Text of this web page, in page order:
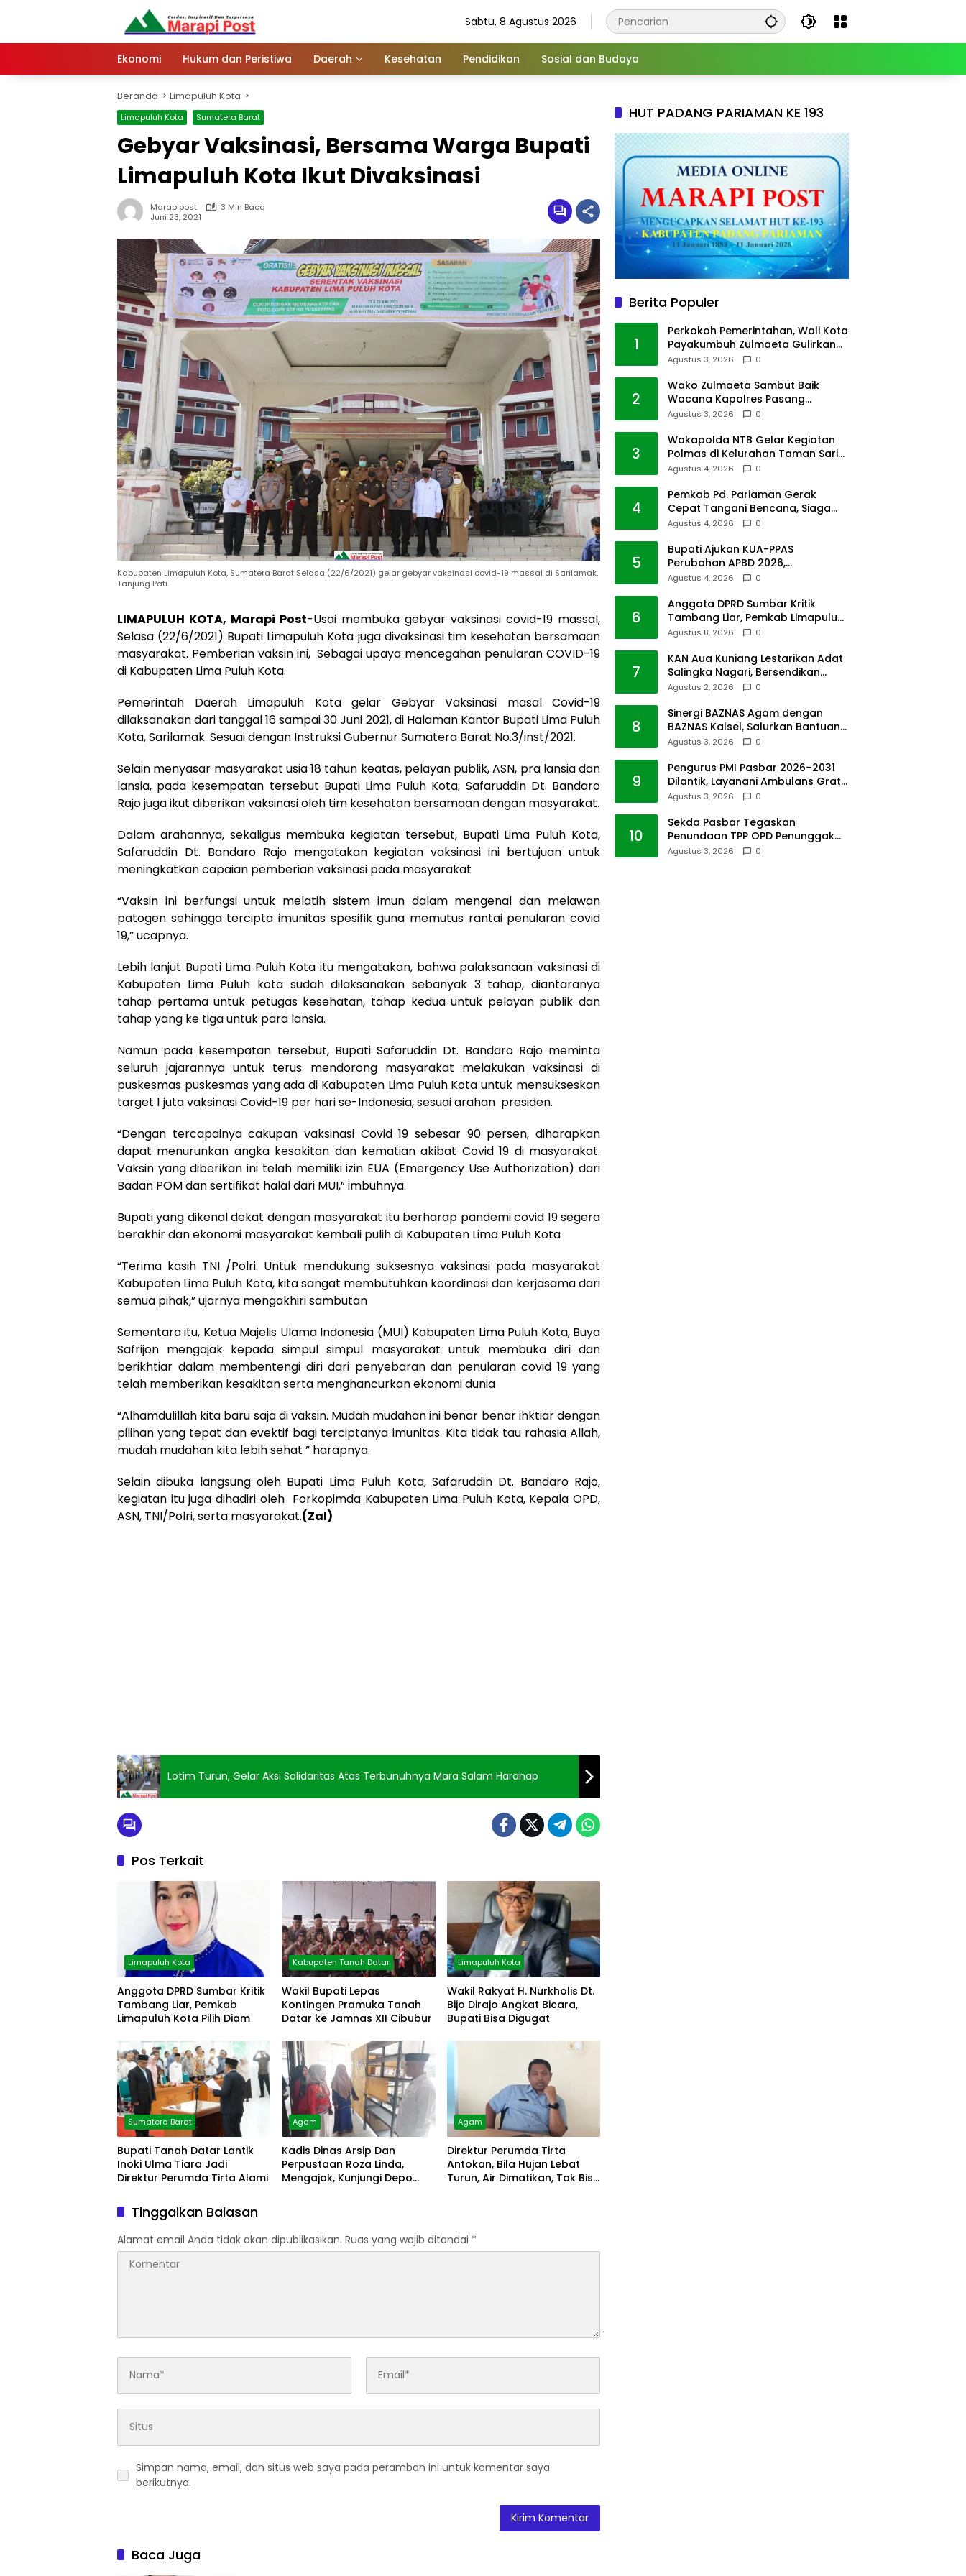
Sabtu, 8 Agustus 2026
Ekonomi Hukum dan Peristiwa Daerah Kesehatan Pendidikan Sosial dan Budaya
Beranda Limapuluh Kota
Limapuluh Kota Sumatera Barat
Gebyar Vaksinasi, Bersama Warga Bupati
Limapuluh Kota Ikut Divaksinasi
Marapipost
3 Min Baca
Juni 23, 2021
Kabupaten Limapuluh Kota, Sumatera Barat Selasa (22/6/2021) gelar gebyar vaksinasi covid-19 massal di Sarilamak,
Tanjung Pati.
LIMAPULUH KOTA, Marapi Post-Usai membuka gebyar vaksinasi covid-19 massal,
Selasa (22/6/2021) Bupati Limapuluh Kota juga divaksinasi tim kesehatan bersamaan
masyarakat. Pemberian vaksin ini, Sebagai upaya mencegahan penularan COVID-19
di Kabupaten Lima Puluh Kota.
Pemerintah Daerah Limapuluh Kota gelar Gebyar Vaksinasi masal Covid-19
dilaksanakan dari tanggal 16 sampai 30 Juni 2021, di Halaman Kantor Bupati Lima Puluh
Kota, Sarilamak. Sesuai dengan Instruksi Gubernur Sumatera Barat No.3/inst/2021.
Selain menyasar masyarakat usia 18 tahun keatas, pelayan publik, ASN, pra lansia dan
lansia, pada kesempatan tersebut Bupati Lima Puluh Kota, Safaruddin Dt. Bandaro
Rajo juga ikut diberikan vaksinasi oleh tim kesehatan bersamaan dengan masyarakat.
Dalam arahannya, sekaligus membuka kegiatan tersebut, Bupati Lima Puluh Kota,
Safaruddin Dt. Bandaro Rajo mengatakan kegiatan vaksinasi ini bertujuan untuk
meningkatkan capaian pemberian vaksinasi pada masyarakat
“Vaksin ini berfungsi untuk melatih sistem imun dalam mengenal dan melawan
patogen sehingga tercipta imunitas spesifik guna memutus rantai penularan covid
19,” ucapnya.
Lebih lanjut Bupati Lima Puluh Kota itu mengatakan, bahwa palaksanaan vaksinasi di
Kabupaten Lima Puluh kota sudah dilaksanakan sebanyak 3 tahap, diantaranya
tahap pertama untuk petugas kesehatan, tahap kedua untuk pelayan publik dan
tahap yang ke tiga untuk para lansia.
Namun pada kesempatan tersebut, Bupati Safaruddin Dt. Bandaro Rajo meminta
seluruh jajarannya untuk terus mendorong masyarakat melakukan vaksinasi di
puskesmas puskesmas yang ada di Kabupaten Lima Puluh Kota untuk mensukseskan
target 1 juta vaksinasi Covid-19 per hari se-Indonesia, sesuai arahan presiden.
“Dengan tercapainya cakupan vaksinasi Covid 19 sebesar 90 persen, diharapkan
dapat menurunkan angka kesakitan dan kematian akibat Covid 19 di masyarakat.
Vaksin yang diberikan ini telah memiliki izin EUA (Emergency Use Authorization) dari
Badan POM dan sertifikat halal dari MUI,” imbuhnya.
Bupati yang dikenal dekat dengan masyarakat itu berharap pandemi covid 19 segera
berakhir dan ekonomi masyarakat kembali pulih di Kabupaten Lima Puluh Kota
“Terima kasih TNI /Polri. Untuk mendukung suksesnya vaksinasi pada masyarakat
Kabupaten Lima Puluh Kota, kita sangat membutuhkan koordinasi dan kerjasama dari
semua pihak,” ujarnya mengakhiri sambutan
Sementara itu, Ketua Majelis Ulama Indonesia (MUI) Kabupaten Lima Puluh Kota, Buya
Safrijon mengajak kepada simpul simpul masyarakat untuk membuka diri dan
berikhtiar dalam membentengi diri dari penyebaran dan penularan covid 19 yang
telah memberikan kesakitan serta menghancurkan ekonomi dunia
“Alhamdulillah kita baru saja di vaksin. Mudah mudahan ini benar benar ihktiar dengan
pilihan yang tepat dan evektif bagi terciptanya imunitas. Kita tidak tau rahasia Allah,
mudah mudahan kita lebih sehat ” harapnya.
Selain dibuka langsung oleh Bupati Lima Puluh Kota, Safaruddin Dt. Bandaro Rajo,
kegiatan itu juga dihadiri oleh Forkopimda Kabupaten Lima Puluh Kota, Kepala OPD,
ASN, TNI/Polri, serta masyarakat.(Zal)
Lotim Turun, Gelar Aksi Solidaritas Atas Terbunuhnya Mara Salam Harahap
Pos Terkait
Limapuluh Kota
Anggota DPRD Sumbar Kritik
Tambang Liar, Pemkab
Limapuluh Kota Pilih Diam
Kabupaten Tanah Datar
Wakil Bupati Lepas
Kontingen Pramuka Tanah
Datar ke Jamnas XII Cibubur
Limapuluh Kota
Wakil Rakyat H. Nurkholis Dt.
Bijo Dirajo Angkat Bicara,
Bupati Bisa Digugat
Sumatera Barat
Bupati Tanah Datar Lantik
Inoki Ulma Tiara Jadi
Direktur Perumda Tirta Alami
Agam
Kadis Dinas Arsip Dan
Perpustaan Roza Linda,
Mengajak, Kunjungi Depo
Agam
Direktur Perumda Tirta
Antokan, Bila Hujan Lebat
Turun, Air Dimatikan, Tak Bisa
Tinggalkan Balasan
Alamat email Anda tidak akan dipublikasikan. Ruas yang wajib ditandai *
Simpan nama, email, dan situs web saya pada peramban ini untuk komentar saya
berikutnya.
Baca Juga
HUT PADANG PARIAMAN KE 193
Berita Populer
1
Perkokoh Pemerintahan, Wali Kota
Payakumbuh Zulmaeta Gulirkan
Jabatan
Agustus 3, 2026 0
2
Wako Zulmaeta Sambut Baik
Wacana Kapolres Pasang
Kamera Pantau Lalin
Agustus 3, 2026 0
3
Wakapolda NTB Gelar Kegiatan
Polmas di Kelurahan Taman Sari
Ampenan
Agustus 4, 2026 0
4
Pemkab Pd. Pariaman Gerak
Cepat Tangani Bencana, Siaga
Cuaca Ekstrem
Agustus 4, 2026 0
5
Bupati Ajukan KUA-PPAS
Perubahan APBD 2026,
Pendapatan Pasbar Naik 15
Agustus 4, 2026 0
6
Anggota DPRD Sumbar Kritik
Tambang Liar, Pemkab Limapuluh
Kota Pilih Diam
Agustus 8, 2026 0
7
KAN Aua Kuniang Lestarikan Adat
Salingka Nagari, Bersendikan
Kitabullah
Agustus 2, 2026 0
8
Sinergi BAZNAS Agam dengan
BAZNAS Kalsel, Salurkan Bantuan
Bencana Alam
Agustus 3, 2026 0
9
Pengurus PMI Pasbar 2026–2031
Dilantik, Layanani Ambulans Gratis
ke Padang
Agustus 3, 2026 0
10
Sekda Pasbar Tegaskan
Penundaan TPP OPD Penunggak
Pajak Kendaraan Dinas
Agustus 3, 2026 0